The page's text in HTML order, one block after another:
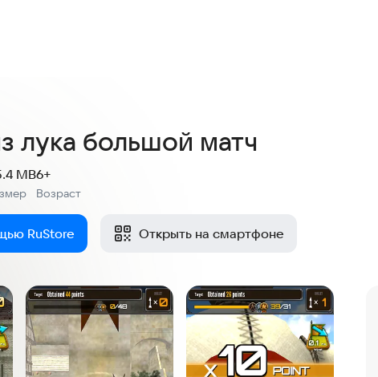
лука большой матч
MB
Возраст
6+
RuStore Открыть на смартфоне